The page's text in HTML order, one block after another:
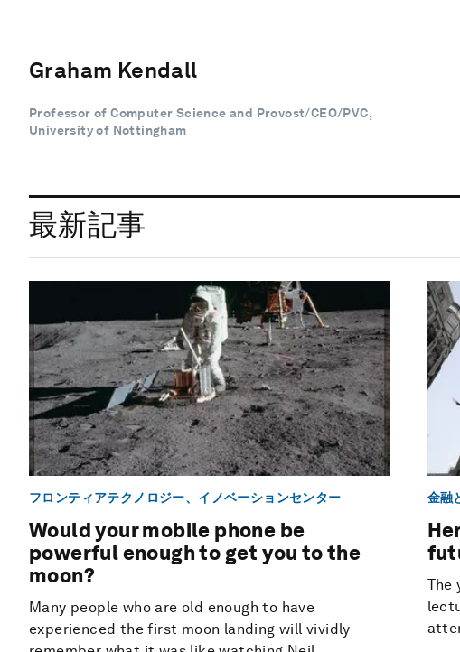
Graham Kendall
Professor of Computer Science and Provost/CEO/PVC,
University of Nottingham
最新記事
フロンティアテクノロジー、イノベーションセンター
Would your mobile phone be
powerful enough to get you to the
moon?
Many people who are old enough to have
experienced the first moon landing will vividly
金融
The